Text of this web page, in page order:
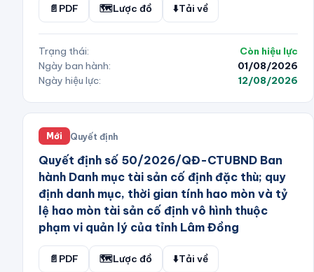
📄 PDF 🗺️Lược đồ ⬇️Tải về
Trạng thái:
Còn hiệu lực
Ngày ban hành:
01/08/2026
Ngày hiệu lực:
12/08/2026
Mới Quyết định
Quyết định số 50/2026/QĐ-CTUBND Ban
hành Danh mục tài sản cố định đặc thù; quy
định danh mục, thời gian tính hao mòn và tỷ
lệ hao mòn tài sản cố định vô hình thuộc
phạm vi quản lý của tỉnh Lâm Đồng
📄 PDF 🗺️Lược đồ ⬇️Tải về